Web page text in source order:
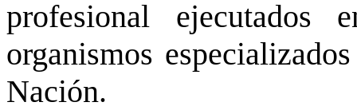
profesional
organismos
Nación.